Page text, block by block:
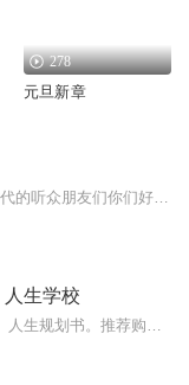
278
元旦新章
生学校